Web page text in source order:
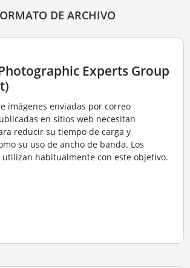
DE ARCHIVO
Experts Group
imágenes enviadas por correo
en sitios web necesitan
reducir su tiempo de carga y
su uso de ancho de banda. Los
utilizan habitualmente con este objetivo.